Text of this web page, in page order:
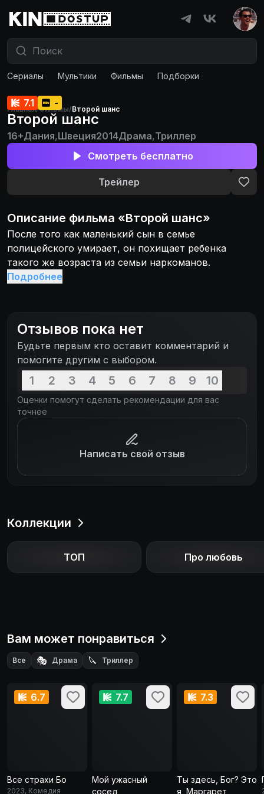
Сериалы Мультики Фильмы Подборки
Главная/Фильмы/Второй шанс
7.1 -
Второй шанс
16+Дания,Швеция2014Драма,Триллер
Смотреть бесплатно
Трейлер
Описание фильма «Второй шанс»
После того как маленький сын в семье
полицейского умирает, он похищает ребенка
такого же возраста из семьи наркоманов.
Подробнее
Отзывов пока нет
Будьте первым кто оставит комментарий и
помогите другим с выбором.
1 2 3 4 5 6 7 8 9 10
Оценки помогут сделать рекомендации для вас
точнее
Написать свой отзыв
Коллекции
ТОП Про любовь
Вам может понравиться
Все 🎭 Драма 🔪 Триллер
6.7
Все страхи Бо
2023, Комедия
7.7
Мой ужасный
сосед
7.3
Ты здесь, Бог? Это
я, Маргарет